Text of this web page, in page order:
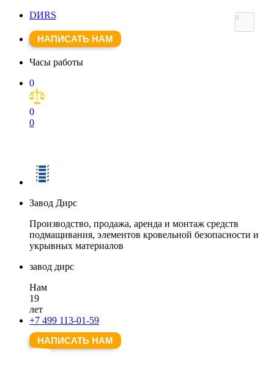
DИRS
НАПИСАТЬ НАМ
Часы работы
0
0
0
Завод Дирс
Производство, продажа, аренда и монтаж средств
подмащивания, элементов кровельной безопасности и
укрывных материалов
завод дирс
Нам
19
лет
+7 499 113-01-59
НАПИСАТЬ НАМ
×